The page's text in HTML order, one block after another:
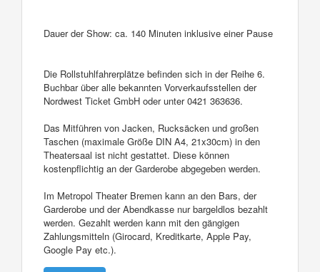
Dauer der Show: ca. 140 Minuten inklusive einer Pause
Die Rollstuhlfahrerplätze befinden sich in der Reihe 6.
Buchbar über alle bekannten Vorverkaufsstellen der
Nordwest Ticket GmbH oder unter 0421 363636.
Das Mitführen von Jacken, Rucksäcken und großen
Taschen (maximale Größe DIN A4, 21x30cm) in den
Theatersaal ist nicht gestattet. Diese können
kostenpflichtig an der Garderobe abgegeben werden.
Im Metropol Theater Bremen kann an den Bars, der
Garderobe und der Abendkasse nur bargeldlos bezahlt
werden. Gezahlt werden kann mit den gängigen
Zahlungsmitteln (Girocard, Kreditkarte, Apple Pay,
Google Pay etc.).